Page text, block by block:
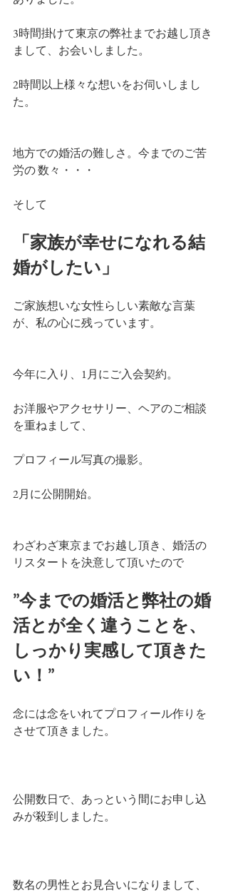
3時間掛けて東京の弊社までお越し頂き
まして、お会いしました。
2時間以上様々な想いをお伺いしまし
た。
地方での婚活の難しさ。今までのご苦
労の 数々・・・
そして
「家族が幸せになれる結
婚がしたい」
ご家族想いな女性らしい素敵な言葉
が、私の心に残っています。
今年に入り、1月にご入会契約。
お洋服やアクセサリー、ヘアのご相談
を重ねまして、
プロフィール写真の撮影。
2月に公開開始。
わざわざ東京までお越し頂き、婚活の
リスタートを決意して頂いたので
”今までの婚活と弊社の婚
活とが全く違うことを、
しっかり実感して頂きた
い！”
念には念をいれてプロフィール作りを
させて頂きました。
公開数日で、あっという間にお申し込
みが殺到しました。
数名の男性とお見合いになりまして、